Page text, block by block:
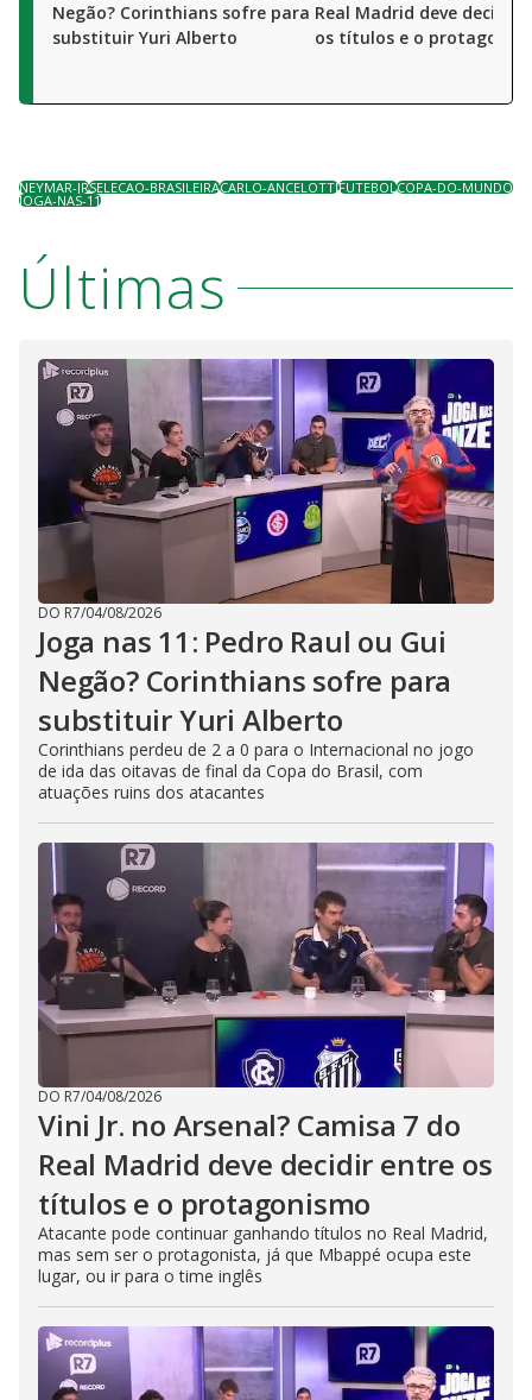
Negão? Corinthians sofre para
substituir Yuri Alberto
Real Madrid deve decidir
os títulos e o
NEYMAR-JRSELECAO-BRASILEIRACARLO-ANCELOTTIFUTEBOLCOPA-DO-MUNDO
JOGA-NAS-11
Últimas
DO R7/04/08/2026
Joga nas 11: Pedro Raul ou Gui
Negão? Corinthians sofre para
substituir Yuri Alberto
Corinthians perdeu de 2 a 0 para o Internacional no jogo
de ida das oitavas de final da Copa do Brasil, com
atuações ruins dos atacantes
DO R7/04/08/2026
Vini Jr. no Arsenal? Camisa 7 do
Real Madrid deve decidir entre os
títulos e o protagonismo
Atacante pode continuar ganhando títulos no Real Madrid,
mas sem ser o protagonista, já que Mbappé ocupa este
lugar, ou ir para o time inglês